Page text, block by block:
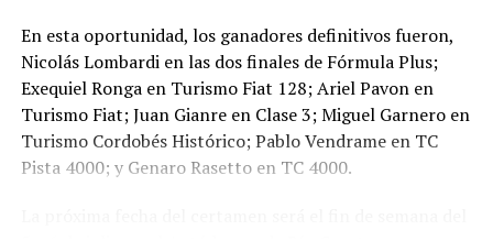
cierre al superar a Ronga, que terminó tercero en una
batalla espectacular en los últimos giros.
1° Matías Castro (Juárez Competición) | 2° Luis
Pavón | 3° Exequiel Ronga
En esta oportunidad, los ganadores definitivos fueron,
Nicolás Lombardi en las dos finales de Fórmula Plus;
Exequiel Ronga en Turismo Fiat 128; Ariel Pavon en
Turismo Fiat; Juan Gianre en Clase 3; Miguel Garnero en
Turismo Cordobés Histórico; Pablo Vendrame en TC
Pista 4000; y Genaro Rasetto en TC 4000.